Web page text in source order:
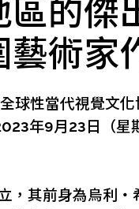
區的傑
術家
球性當代視覺文
年9月23日（星
，其前身為烏利‧